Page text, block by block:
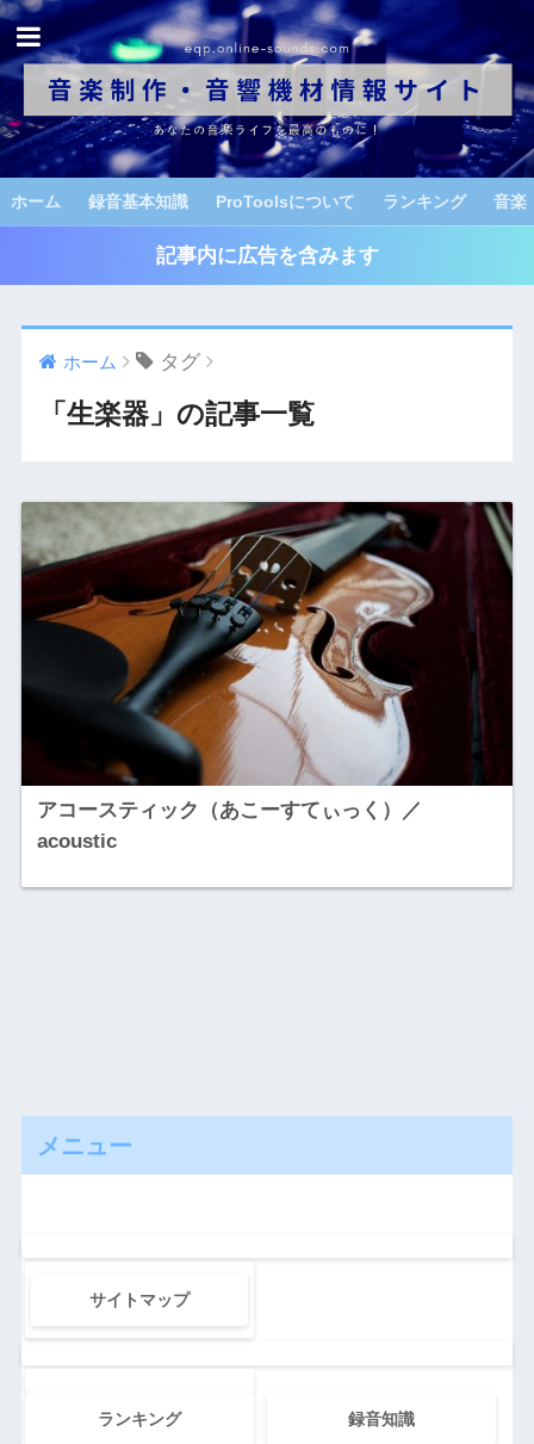
ホーム 録音基本知識 ProToolsについて ランキング 音楽
記事内に広告を含みます
ホーム タグ
「生楽器」の記事一覧
アコースティック（あこーすてぃっく）／
acoustic
メニュー
サイトマップ
ランキング 録音知識